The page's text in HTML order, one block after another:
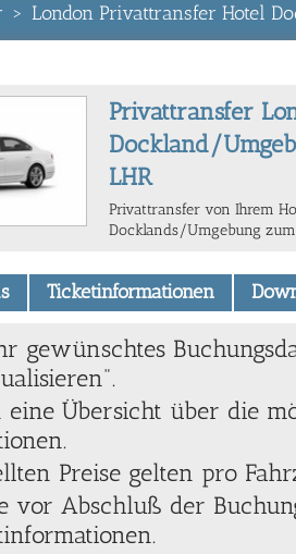
> London Privattransfer Hotel
Privattransfer
Dockland/
LHR
Privattransfer von Ihrem
Docklands/Umgebung
Ticketinformationen
gewünschtes
eine Übersicht über die
Preise gelten pro
vor Abschluß der